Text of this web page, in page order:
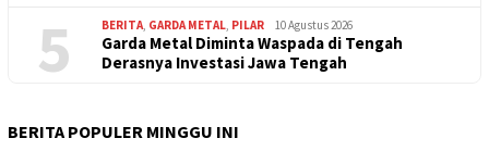
5 BERITA, GARDA METAL, PILAR 10 Agustus 2026
Garda Metal Diminta Waspada di Tengah
Derasnya Investasi Jawa Tengah
BERITA POPULER MINGGU INI